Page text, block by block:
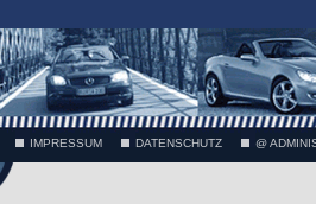
IMPRESSUM DATENSCHUTZ @